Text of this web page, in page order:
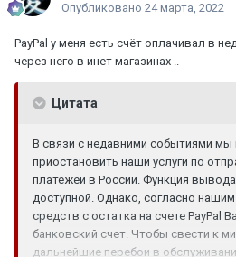
Опубликовано 24 марта, 2022
PayPal у меня есть счёт оплачивал в
через него в инет магазинах ..
Цитата
В связи с недавними событиями мы
приостановить наши услуги по
платежей в России. Функция
доступной. Однако, согласно
средств с остатка на счете PayPal
банковский счет. Чтобы свести к
дальнейшие перебои в